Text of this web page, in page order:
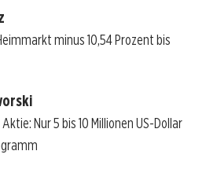
minus 10,54 Prozent bis
Nur 5 bis 10 Millionen US-Dollar